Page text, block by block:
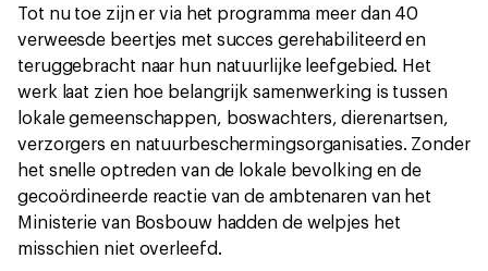
Tot nu toe zijn er via het programma meer dan 40
verweesde beertjes met succes gerehabiliteerd en
teruggebracht naar hun natuurlijke leefgebied. Het
werk laat zien hoe belangrijk samenwerking is tussen
lokale gemeenschappen, boswachters, dierenartsen,
verzorgers en natuurbeschermingsorganisaties. Zonder
het snelle optreden van de lokale bevolking en de
gecoördineerde reactie van de ambtenaren van het
Ministerie van Bosbouw hadden de welpjes het
misschien niet overleefd.